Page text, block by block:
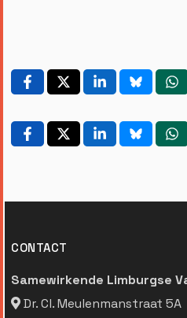
CONTACT
Samewirkende Limburgse
Dr. Cl. Meulenmanstraat 5A